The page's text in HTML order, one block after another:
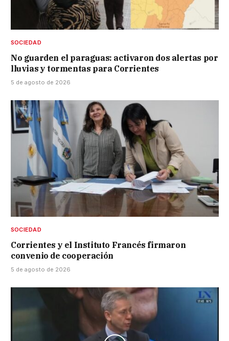
SOCIEDAD
No guarden el paraguas: activaron dos alertas por
lluvias y tormentas para Corrientes
5 de agosto de 2026
SOCIEDAD
Corrientes y el Instituto Francés firmaron
convenio de cooperación
5 de agosto de 2026